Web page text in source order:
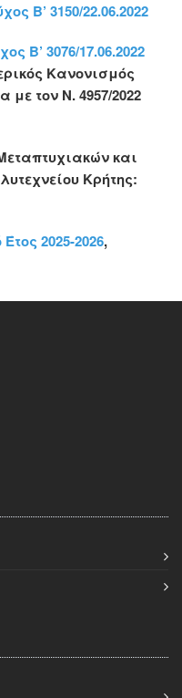
B’ 3150/22.06.2022
B’ 3076/17.06.2022
Κανονισμός
τον Ν. 4957/2022
και
Κρήτης:
2025-2026,